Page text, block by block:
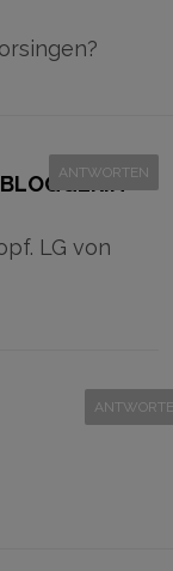
ANTWORTEN
LG von